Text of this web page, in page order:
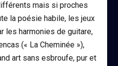
mais si proches
la poésie habile, les jeux
les harmonies de guitare,
(« La Cheminée »),
art sans esbroufe, pur et